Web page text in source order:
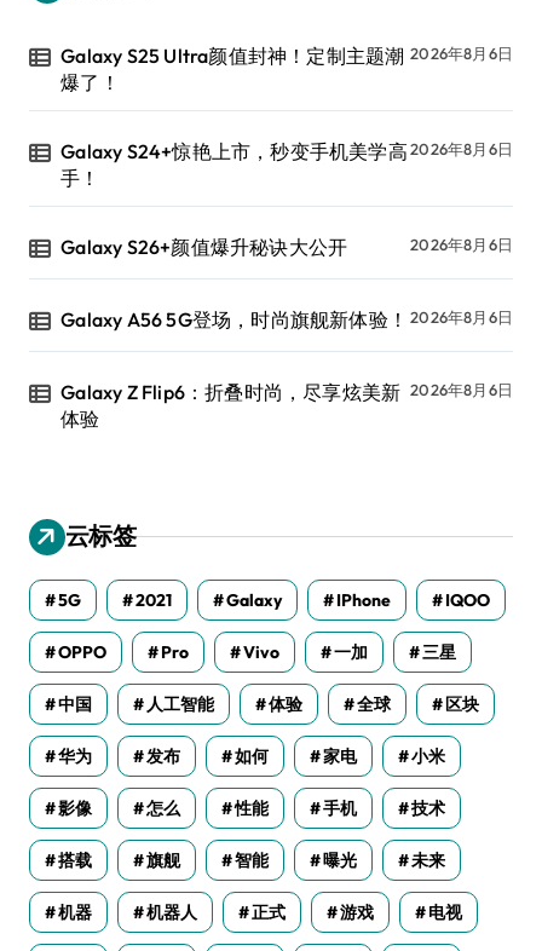
Galaxy S25 Ultra颜值封神！定制主题潮
爆了！
2026年8月6日
Galaxy S24+惊艳上市，秒变手机美学高
手！
2026年8月6日
Galaxy S26+颜值爆升秘诀大公开 2026年8月6日
Galaxy A56 5G登场，时尚旗舰新体验！ 2026年8月6日
Galaxy Z Flip6：折叠时尚，尽享炫美新
体验
2026年8月6日
云标签
5G 2021 Galaxy IPhone IQOO
OPPO Pro Vivo 一加 三星
中国 人工智能 体验 全球 区块
华为 发布 如何 家电 小米
影像 怎么 性能 手机 技术
搭载 旗舰 智能 曝光 未来
机器 机器人 正式 游戏 电视